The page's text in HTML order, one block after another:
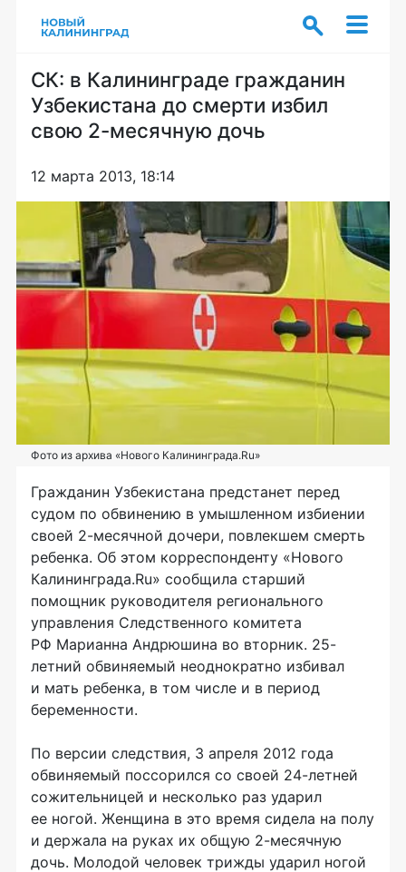
СК: в Калининграде гражданин
Узбекистана до смерти избил
свою 2-месячную дочь
12 марта 2013, 18:14
Фото из архива «Нового Калининграда.Ru»
Гражданин Узбекистана предстанет перед
судом по обвинению в умышленном избиении
своей 2-месячной дочери, повлекшем смерть
ребенка. Об этом корреспонденту «Нового
Калининграда.Ru» сообщила старший
помощник руководителя регионального
управления Следственного комитета
РФ Марианна Андрюшина во вторник. 25-
летний обвиняемый неоднократно избивал
и мать ребенка, в том числе и в период
беременности.
По версии следствия, 3 апреля 2012 года
обвиняемый поссорился со своей 24-летней
сожительницей и несколько раз ударил
ее ногой. Женщина в это время сидела на полу
и держала на руках их общую 2-месячную
дочь. Молодой человек трижды ударил ногой